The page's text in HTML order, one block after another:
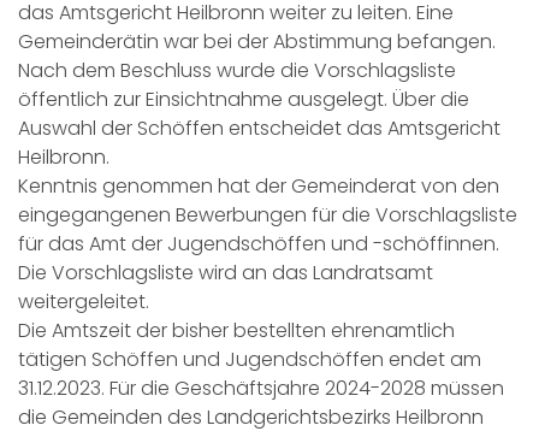
das Amtsgericht Heilbronn weiter zu leiten. Eine
Gemeinderätin war bei der Abstimmung befangen.
Nach dem Beschluss wurde die Vorschlagsliste
öffentlich zur Einsichtnahme ausgelegt. Über die
Auswahl der Schöffen entscheidet das Amtsgericht
Heilbronn.
Kenntnis genommen hat der Gemeinderat von den
eingegangenen Bewerbungen für die Vorschlagsliste
für das Amt der Jugendschöffen und -schöffinnen.
Die Vorschlagsliste wird an das Landratsamt
weitergeleitet.
Die Amtszeit der bisher bestellten ehrenamtlich
tätigen Schöffen und Jugendschöffen endet am
31.12.2023. Für die Geschäftsjahre 2024-2028 müssen
die Gemeinden des Landgerichtsbezirks Heilbronn